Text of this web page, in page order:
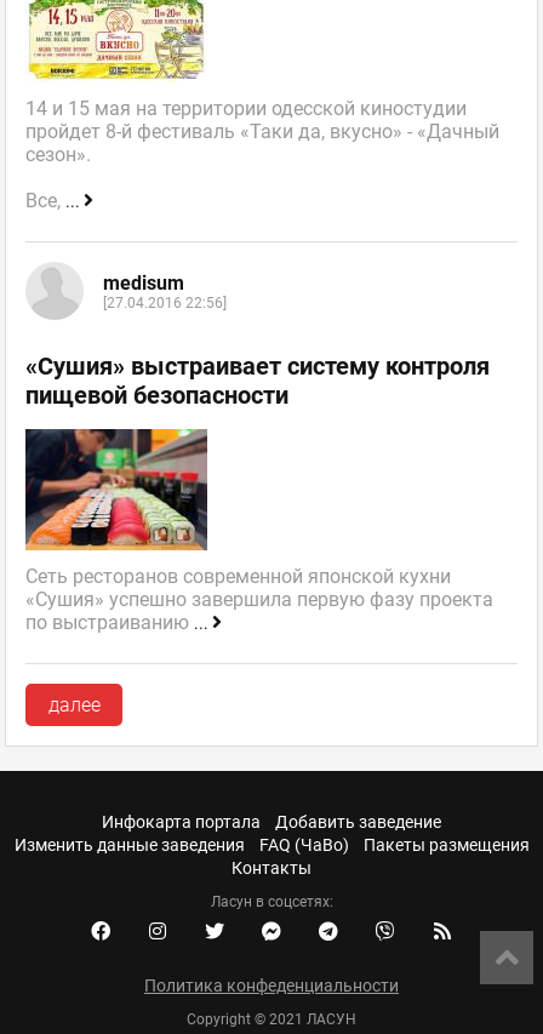
14 и 15 мая на территории одесской киностудии
пройдет 8-й фестиваль «Таки да, вкусно» - «Дачный
сезон».
Все, ...
medisum
[27.04.2016 22:56]
«Сушия» выстраивает систему контроля
пищевой безопасности
Сеть ресторанов современной японской кухни
«Сушия» успешно завершила первую фазу проекта
по выстраиванию ...
далее
Инфокарта портала
Добавить заведение
Изменить данные заведения
FAQ (ЧаВо)
Пакеты размещения
Контакты
Ласун в соцсетях:
Политика конфеденциальности
Copyright © 2021 ЛАСУН